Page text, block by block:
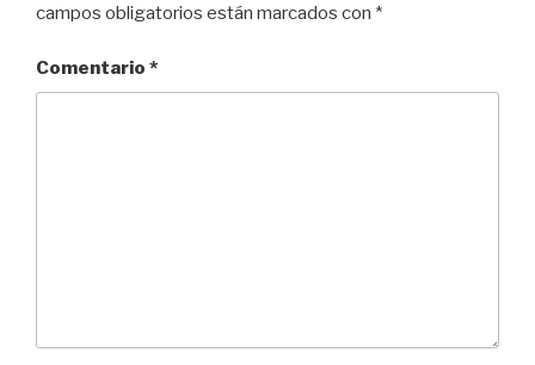
campos obligatorios están marcados con *
Comentario *